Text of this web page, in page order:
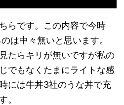
らです。この内容で今時
は中々無いと思います。
たらキリが無いですが私の
でもなくたまにライトな感
には牛丼3社のうな丼で充
。